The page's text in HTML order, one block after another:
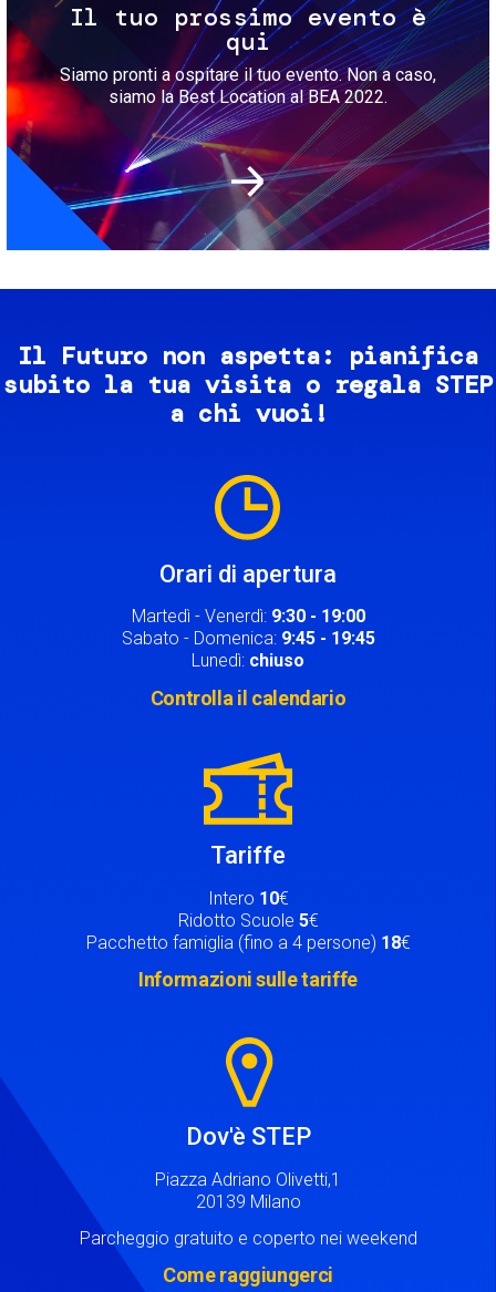
Il tuo prossimo evento è
qui
Siamo pronti a ospitare il tuo evento. Non a caso,
siamo la Best Location al BEA 2022.
Il Futuro non aspetta: pianifica
subito la tua visita o regala STEP
a chi vuoi!
Orari di apertura
Martedì - Venerdì: 9:30 - 19:00
Sabato - Domenica: 9:45 - 19:45
Lunedì: chiuso
Controlla il calendario
Tariffe
Intero 10€
Ridotto Scuole 5€
Pacchetto famiglia (fino a 4 persone) 18€
Informazioni sulle tariffe
Dov'è STEP
Piazza Adriano Olivetti,1
20139 Milano
Parcheggio gratuito e coperto nei weekend
Come raggiungerci